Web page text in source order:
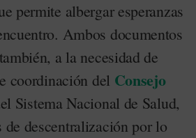
permite albergar esperanzas
Ambos documentos
a la necesidad de
coordinación del Consejo
Sistema Nacional de Salud,
de descentralización por lo